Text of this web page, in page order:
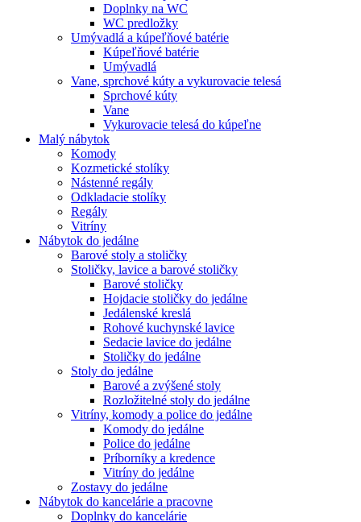
Doplnky na WC
WC predložky
Umývadlá a kúpeľňové batérie
Kúpeľňové batérie
Umývadlá
Vane, sprchové kúty a vykurovacie telesá
Sprchové kúty
Vane
Vykurovacie telesá do kúpeľne
Malý nábytok
Komody
Kozmetické stolíky
Nástenné regály
Odkladacie stolíky
Regály
Vitríny
Nábytok do jedálne
Barové stoly a stoličky
Stoličky, lavice a barové stoličky
Barové stoličky
Hojdacie stoličky do jedálne
Jedálenské kreslá
Rohové kuchynské lavice
Sedacie lavice do jedálne
Stoličky do jedálne
Stoly do jedálne
Barové a zvýšené stoly
Rozložitelné stoly do jedálne
Vitríny, komody a police do jedálne
Komody do jedálne
Police do jedálne
Príborníky a kredence
Vitríny do jedálne
Zostavy do jedálne
Nábytok do kancelárie a pracovne
Doplnky do kancelárie